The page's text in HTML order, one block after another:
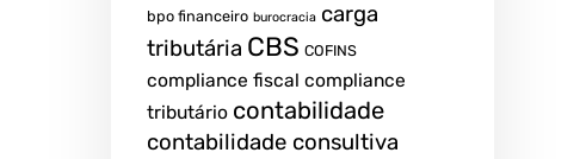
bpo financeiro burocracia carga
tributária CBS COFINS
compliance fiscal compliance
tributário contabilidade
contabilidade consultiva